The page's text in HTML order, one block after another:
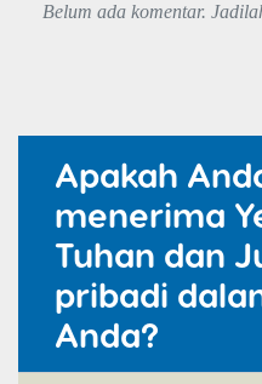
Belum ada komentar.
Apakah
menerima
Tuhan dan
pribadi
Anda?